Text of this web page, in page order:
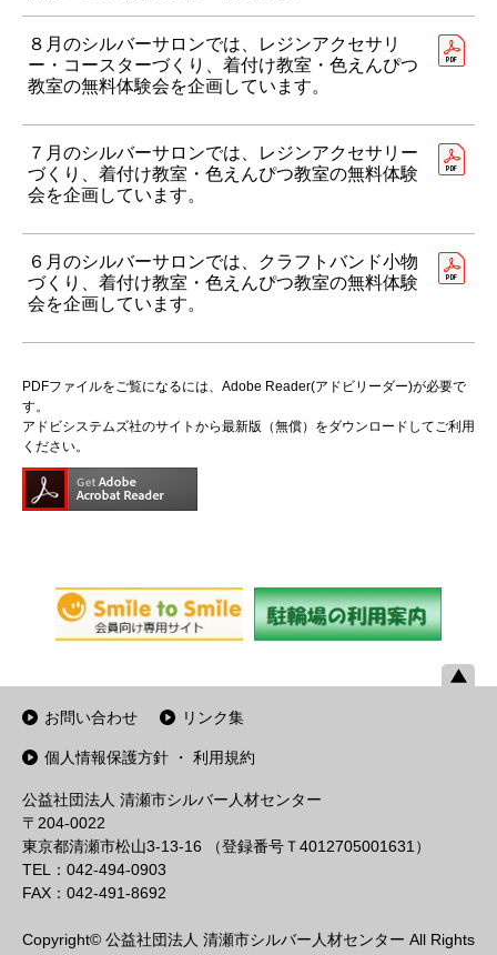
８月のシルバーサロンでは、レジンアクセサリ
ー・コースターづくり、着付け教室・色えんぴつ
教室の無料体験会を企画しています。
７月のシルバーサロンでは、レジンアクセサリー
づくり、着付け教室・色えんぴつ教室の無料体験
会を企画しています。
６月のシルバーサロンでは、クラフトバンド小物
づくり、着付け教室・色えんぴつ教室の無料体験
会を企画しています。
PDFファイルをご覧になるには、Adobe Reader(アドビリーダー)が必要で
す。
アドビシステムズ社のサイトから最新版（無償）をダウンロードしてご利用
ください。
お問い合わせ リンク集
個人情報保護方針 ・ 利用規約
公益社団法人 清瀬市シルバー人材センター
〒204-0022
東京都清瀬市松山3-13-16 （登録番号Ｔ4012705001631）
TEL：042-494-0903
FAX：042-491-8692
Copyright© 公益社団法人 清瀬市シルバー人材センター All Rights